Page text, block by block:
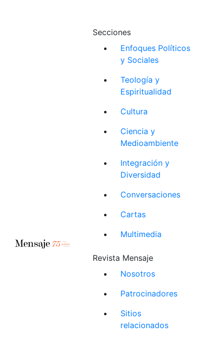
Secciones
Enfoques Políticos
y Sociales
Teología y
Espiritualidad
Cultura
Ciencia y
Medioambiente
Integración y
Diversidad
Conversaciones
Cartas
Multimedia
Revista Mensaje
Nosotros
Patrocinadores
Sitios
relacionados